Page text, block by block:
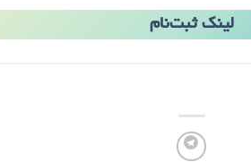
لینک ثبت‌نام